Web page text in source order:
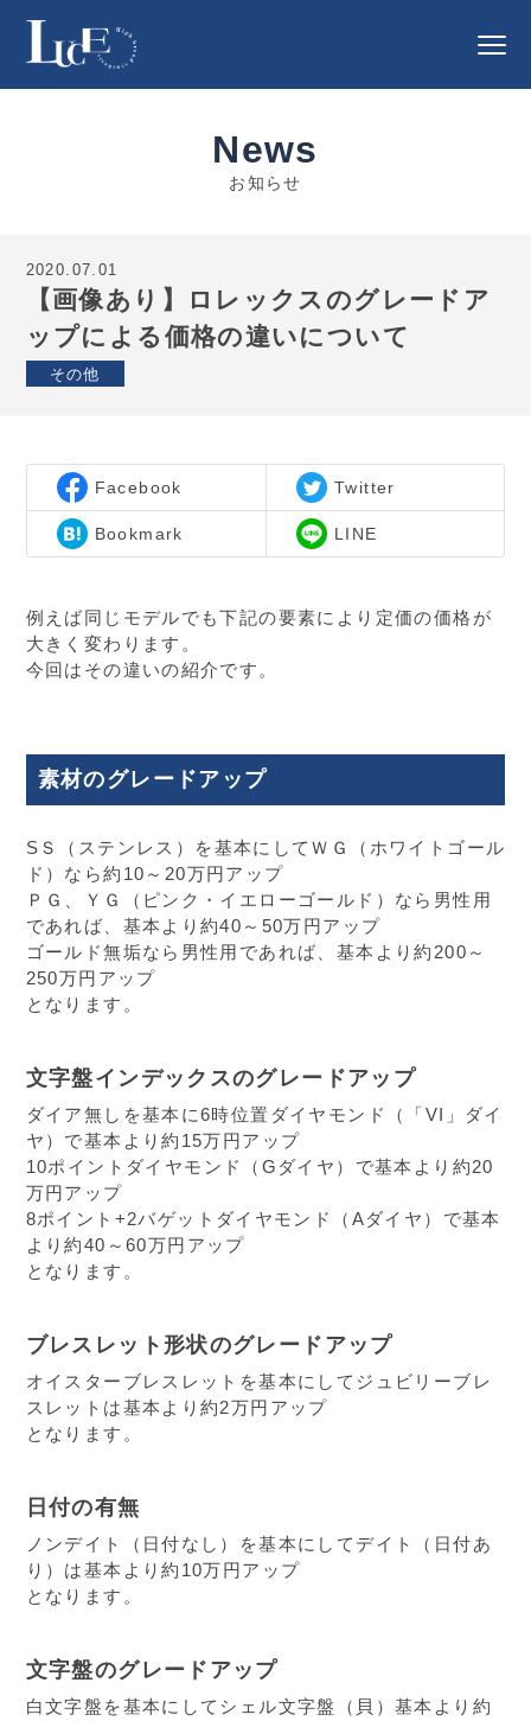
News
お知らせ
2020.07.01
【画像あり】ロレックスのグレードア
ップによる価格の違いについて
その他
Facebook Twitter
Bookmark LINE
例えば同じモデルでも下記の要素により定価の価格が
大きく変わります。
今回はその違いの紹介です。
素材のグレードアップ
SＳ（ステンレス）を基本にしてＷＧ（ホワイトゴール
ド）なら約10～20万円アップ
ＰＧ、ＹＧ（ピンク・イエローゴールド）なら男性用
であれば、基本より約40～50万円アップ
ゴールド無垢なら男性用であれば、基本より約200～
250万円アップ
となります。
文字盤インデックスのグレードアップ
ダイア無しを基本に6時位置ダイヤモンド（「VI」ダイ
ヤ）で基本より約15万円アップ
10ポイントダイヤモンド（Gダイヤ）で基本より約20
万円アップ
8ポイント+2バゲットダイヤモンド（Aダイヤ）で基本
より約40～60万円アップ
となります。
ブレスレット形状のグレードアップ
オイスターブレスレットを基本にしてジュビリーブレ
スレットは基本より約2万円アップ
となります。
日付の有無
ノンデイト（日付なし）を基本にしてデイト（日付あ
り）は基本より約10万円アップ
となります。
文字盤のグレードアップ
白文字盤を基本にしてシェル文字盤（貝）基本より約